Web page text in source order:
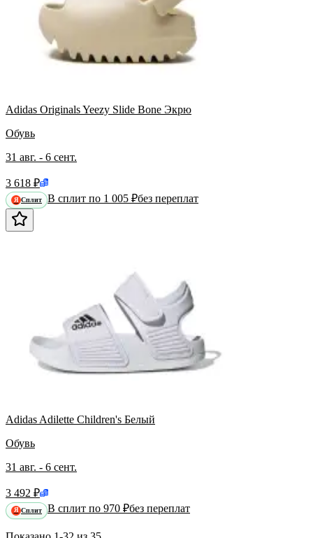
Adidas Originals Yeezy Slide Bone Экрю
Обувь
31 авг. - 6 сент.
3 618 ₽
Я Сплит В сплит по 1 005 ₽без переплат
Adidas Adilette Children's Белый
Обувь
31 авг. - 6 сент.
3 492 ₽
Я Сплит В сплит по 970 ₽без переплат